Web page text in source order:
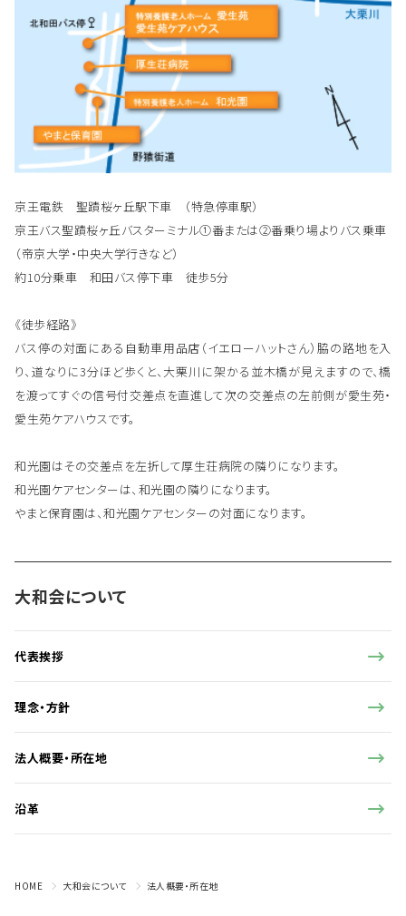
京王電鉄 聖蹟桜ヶ丘駅下車 （特急停車駅）
京王バス聖蹟桜ヶ丘バスターミナル①番または②番乗り場よりバス乗車
（帝京大学・中央大学行きなど）
約10分乗車 和田バス停下車 徒歩5分
《徒歩経路》
バス停の対面にある自動車用品店（イエローハットさん）脇の路地を入
り、道なりに3分ほど歩くと、大栗川に架かる並木橋が見えますので、橋
を渡ってすぐの信号付交差点を直進して次の交差点の左前側が愛生苑・
愛生苑ケアハウスです。
和光園はその交差点を左折して厚生荘病院の隣りになります。
和光園ケアセンターは、和光園の隣りになります。
やまと保育園は、和光園ケアセンターの対面になります。
大和会について
代表挨拶
理念・方針
法人概要・所在地
沿革
HOME 大和会について 法人概要・所在地